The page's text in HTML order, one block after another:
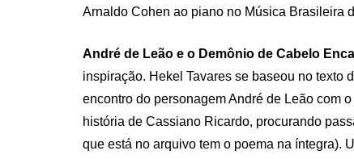
Arnaldo Cohen ao piano no Música Brasileira
André de Leão e o Demônio de Cabelo
inspiração. Hekel Tavares se baseou no texto
encontro do personagem André de Leão com
história de Cassiano Ricardo, procurando
que está no arquivo tem o poema na íntegra).